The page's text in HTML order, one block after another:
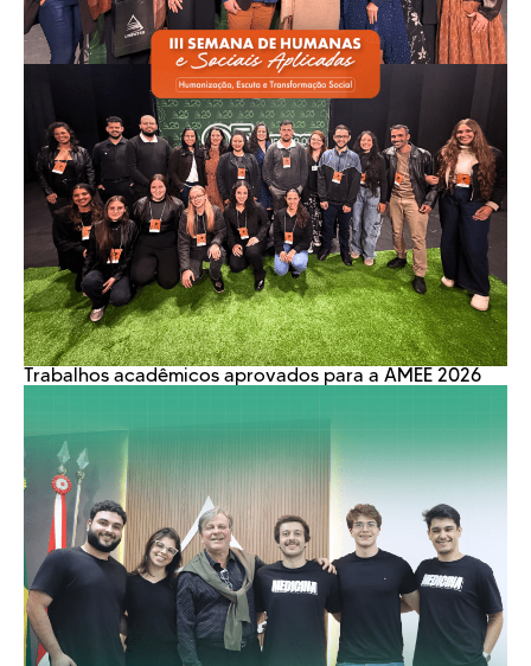
Trabalhos acadêmicos aprovados para a AMEE 2026